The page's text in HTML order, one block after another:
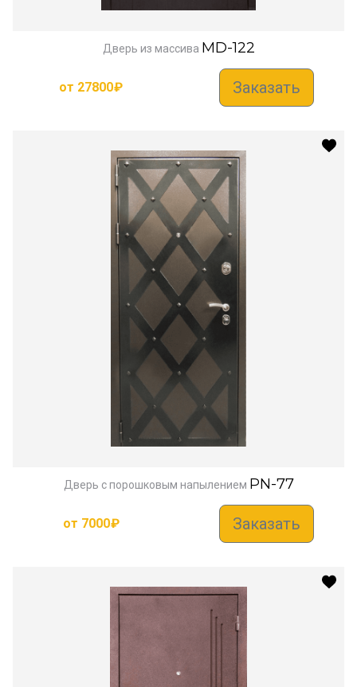
Дверь из массива MD-122
от 27800₽ Заказать
Дверь с порошковым напылением PN-77
от 7000₽ Заказать